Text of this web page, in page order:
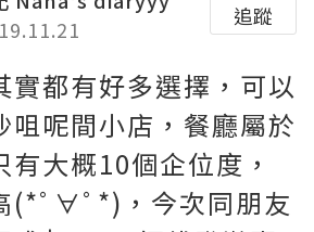
追蹤
實都有好多選擇，可以
咀呢間小店，餐廳屬於
大概10個企位度，
(*ﾟ∀ﾟ*)，今次同朋友